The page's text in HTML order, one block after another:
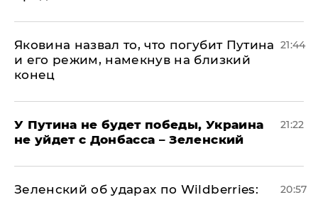
Яковина назвал то, что погубит Путина
и его режим, намекнув на близкий
конец
21:44
У Путина не будет победы, Украина
не уйдет с Донбасса – Зеленский
21:22
Зеленский об ударах по Wildberries:
20:57